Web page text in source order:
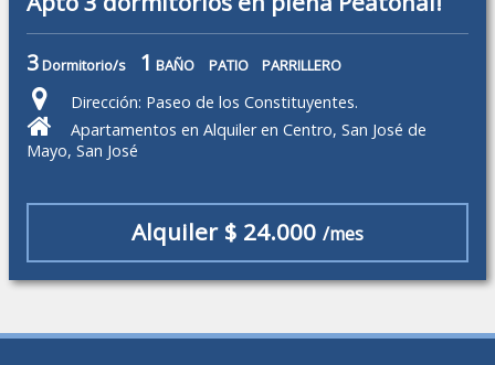
3Dormitorio/s 1 BAÑO PATIO PARRILLERO
Dirección: Paseo de los Constituyentes.
Apartamentos en Alquiler en Centro, San José de
Mayo, San José
Alquiler $ 24.000 /mes